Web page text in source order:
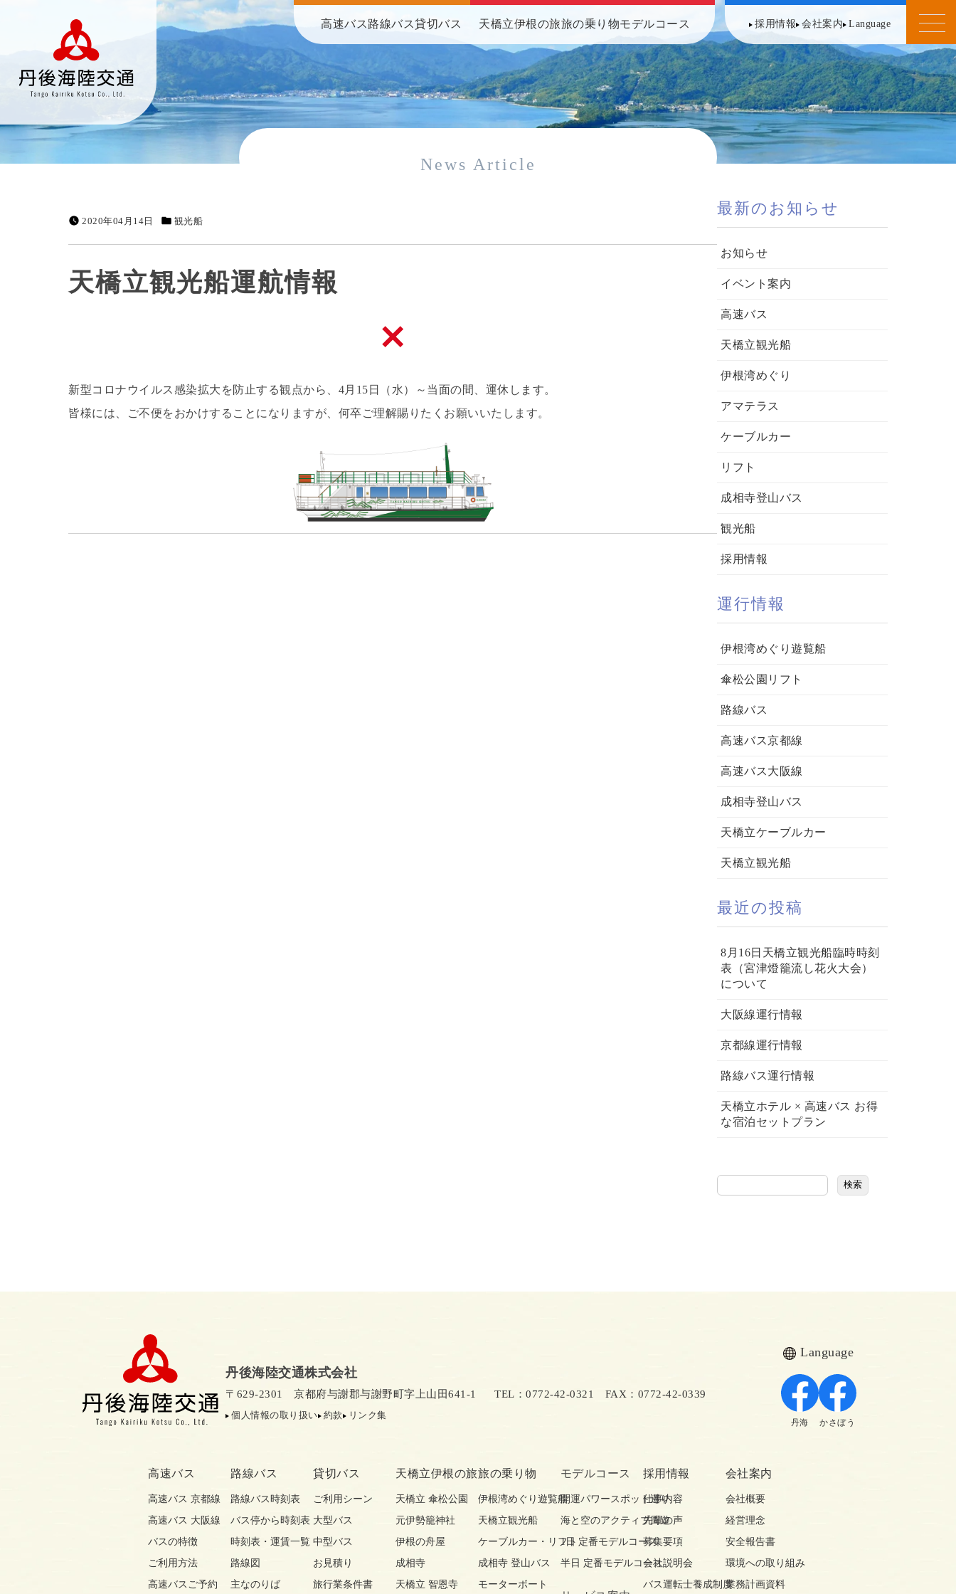
高速バス路線バス貸切バス 天橋立伊根の旅旅の乗り物モデルコース 採用情報 会社案内 Language
News Article
2020年04月14日 観光船
天橋立観光船運航情報
新型コロナウイルス感染拡大を防止する観点から、4月15日（水）～当面の間、運休します。
皆様には、ご不便をおかけすることになりますが、何卒ご理解賜りたくお願いいたします。
最新のお知らせ
お知らせ
イベント案内
高速バス
天橋立観光船
伊根湾めぐり
アマテラス
ケーブルカー
リフト
成相寺登山バス
観光船
採用情報
運行情報
伊根湾めぐり遊覧船
傘松公園リフト
路線バス
高速バス京都線
高速バス大阪線
成相寺登山バス
天橋立ケーブルカー
天橋立観光船
最近の投稿
8月16日天橋立観光船臨時時刻
表（宮津燈籠流し花火大会）
について
大阪線運行情報
京都線運行情報
路線バス運行情報
天橋立ホテル × 高速バス お得
な宿泊セットプラン
検索
丹後海陸交通株式会社
〒629-2301 京都府与謝郡与謝野町字上山田641-1 TEL：0772-42-0321 FAX：0772-42-0339
個人情報の取り扱い 約款 リンク集
Language
丹海 かさぼう
高速バス
高速バス 京都線
高速バス 大阪線
バスの特徴
ご利用方法
高速バスご予約
路線バス
路線バス時刻表
バス停から時刻表
時刻表・運賃一覧
路線図
主なのりば
貸切バス
ご利用シーン
大型バス
中型バス
お見積り
旅行業条件書
天橋立伊根の旅
天橋立 傘松公園
元伊勢籠神社
伊根の舟屋
成相寺
天橋立 智恩寺
旅の乗り物
伊根湾めぐり遊覧船
天橋立観光船
ケーブルカー・リフト
成相寺 登山バス
モーターボート
モデルコース
開運パワースポット巡り
海と空のアクティブ周遊
1日 定番モデルコース
半日 定番モデルコース
採用情報
仕事内容
先輩の声
募集要項
会社説明会
バス運転士養成制度
会社案内
会社概要
経営理念
安全報告書
環境への取り組み
業務計画資料